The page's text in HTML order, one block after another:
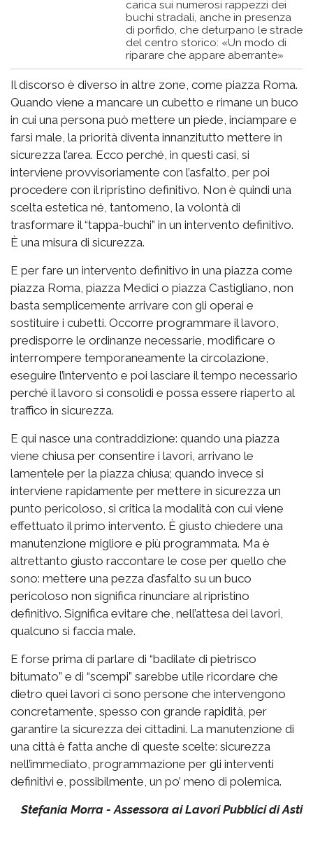
carica sui numerosi rappezzi dei
buchi stradali, anche in presenza
di porfido, che deturpano le strade
del centro storico: «Un modo di
riparare che appare aberrante»
Il discorso è diverso in altre zone, come piazza Roma.
Quando viene a mancare un cubetto e rimane un buco
in cui una persona può mettere un piede, inciampare e
farsi male, la priorità diventa innanzitutto mettere in
sicurezza l’area. Ecco perché, in questi casi, si
interviene provvisoriamente con l’asfalto, per poi
procedere con il ripristino definitivo. Non è quindi una
scelta estetica né, tantomeno, la volontà di
trasformare il “tappa-buchi” in un intervento definitivo.
È una misura di sicurezza.
E per fare un intervento definitivo in una piazza come
piazza Roma, piazza Medici o piazza Castigliano, non
basta semplicemente arrivare con gli operai e
sostituire i cubetti. Occorre programmare il lavoro,
predisporre le ordinanze necessarie, modificare o
interrompere temporaneamente la circolazione,
eseguire l’intervento e poi lasciare il tempo necessario
perché il lavoro si consolidi e possa essere riaperto al
traffico in sicurezza.
E qui nasce una contraddizione: quando una piazza
viene chiusa per consentire i lavori, arrivano le
lamentele per la piazza chiusa; quando invece si
interviene rapidamente per mettere in sicurezza un
punto pericoloso, si critica la modalità con cui viene
effettuato il primo intervento. È giusto chiedere una
manutenzione migliore e più programmata. Ma è
altrettanto giusto raccontare le cose per quello che
sono: mettere una pezza d’asfalto su un buco
pericoloso non significa rinunciare al ripristino
definitivo. Significa evitare che, nell’attesa dei lavori,
qualcuno si faccia male.
E forse prima di parlare di “badilate di pietrisco
bitumato” e di “scempi” sarebbe utile ricordare che
dietro quei lavori ci sono persone che intervengono
concretamente, spesso con grande rapidità, per
garantire la sicurezza dei cittadini. La manutenzione di
una città è fatta anche di queste scelte: sicurezza
nell’immediato, programmazione per gli interventi
definitivi e, possibilmente, un po’ meno di polemica.
Stefania Morra - Assessora ai Lavori Pubblici di Asti